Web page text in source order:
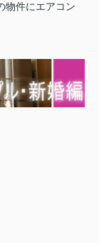
物件にエアコン